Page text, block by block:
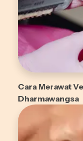
Cara Merawat
Dharmawangsa